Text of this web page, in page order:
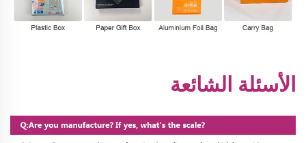
الأسئلة الشائعة